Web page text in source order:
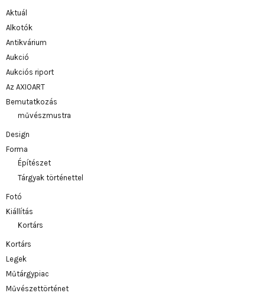
Aktuál
Alkotók
Antikvárium
Aukció
Aukciós riport
Az AXIOART
Bemutatkozás
művészmustra
Design
Forma
Építészet
Tárgyak történettel
Fotó
Kiállítás
Kortárs
Kortárs
Legek
Műtárgypiac
Művészettörténet